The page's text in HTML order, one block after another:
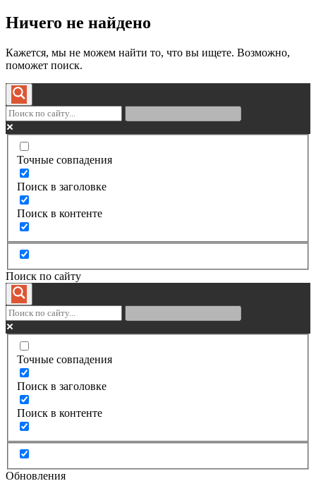
Ничего не найдено
Кажется, мы не можем найти то, что вы ищете. Возможно,
поможет поиск.
Точные совпадения
Поиск в заголовке
Поиск в контенте
Поиск по сайту
Точные совпадения
Поиск в заголовке
Поиск в контенте
Обновления